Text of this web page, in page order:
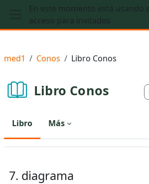
Salta al contenido principal
Panel lateral
En este momento está usando
acceso para invitados
med1 Conos Libro Conos
Libro Conos
Libro Más
7. diagrama